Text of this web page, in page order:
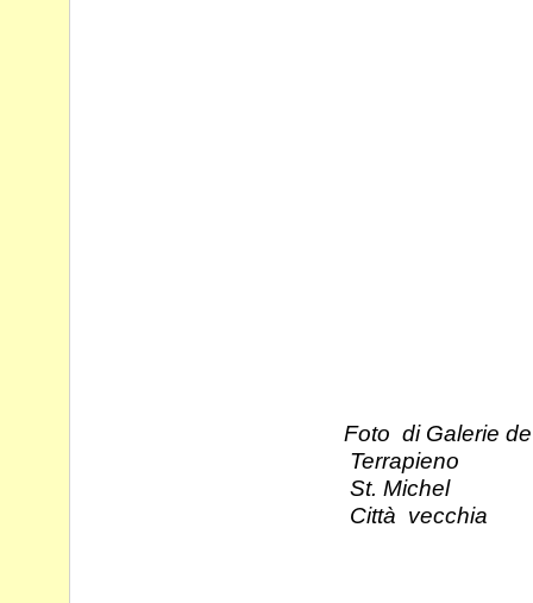
Foto di Galerie de
Terrapieno
St. Michel
Città vecchia